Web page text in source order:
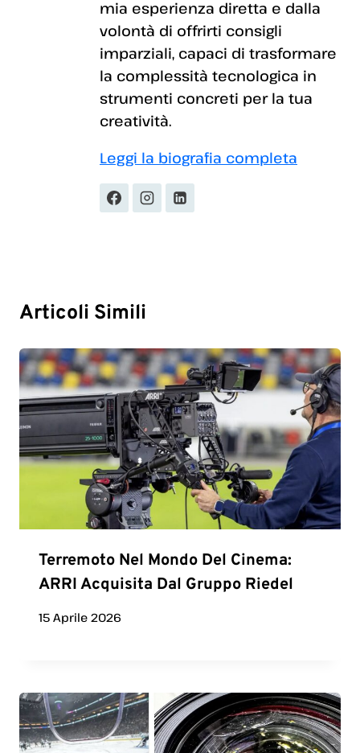
mia esperienza diretta e dalla
volontà di offrirti consigli
imparziali, capaci di trasformare
la complessità tecnologica in
strumenti concreti per la tua
creatività.
Leggi la biografia completa
Articoli Simili
Terremoto Nel Mondo Del Cinema:
ARRI Acquisita Dal Gruppo Riedel
15 Aprile 2026